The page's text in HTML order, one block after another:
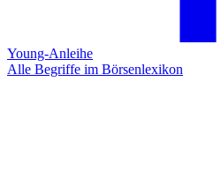
Young-Anleihe
Alle Begriffe im Börsenlexikon